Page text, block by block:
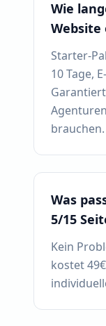
Wie
Website
Starter-
10 Tage,
brauchen.
Was
5/15
Kein
kostet